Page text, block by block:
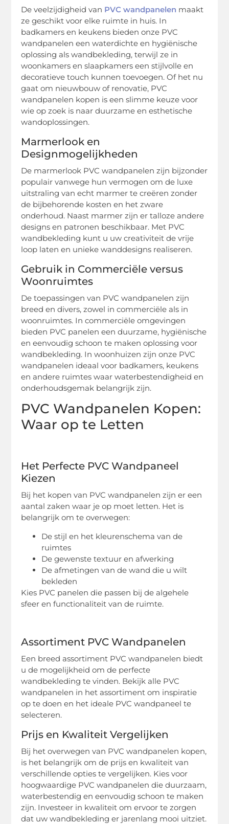
De veelzijdigheid van PVC wandpanelen maakt
ze geschikt voor elke ruimte in huis. In
badkamers en keukens bieden onze PVC
wandpanelen een waterdichte en hygiënische
oplossing als wandbekleding, terwijl ze in
woonkamers en slaapkamers een stijlvolle en
decoratieve touch kunnen toevoegen. Of het nu
gaat om nieuwbouw of renovatie, PVC
wandpanelen kopen is een slimme keuze voor
wie op zoek is naar duurzame en esthetische
wandoplossingen.
Marmerlook en
Designmogelijkheden
De marmerlook PVC wandpanelen zijn bijzonder
populair vanwege hun vermogen om de luxe
uitstraling van echt marmer te creëren zonder
de bijbehorende kosten en het zware
onderhoud. Naast marmer zijn er talloze andere
designs en patronen beschikbaar. Met PVC
wandbekleding kunt u uw creativiteit de vrije
loop laten en unieke wanddesigns realiseren.
Gebruik in Commerciële versus
Woonruimtes
De toepassingen van PVC wandpanelen zijn
breed en divers, zowel in commerciële als in
woonruimtes. In commerciële omgevingen
bieden PVC panelen een duurzame, hygiënische
en eenvoudig schoon te maken oplossing voor
wandbekleding. In woonhuizen zijn onze PVC
wandpanelen ideaal voor badkamers, keukens
en andere ruimtes waar waterbestendigheid en
onderhoudsgemak belangrijk zijn.
PVC Wandpanelen Kopen:
Waar op te Letten
Het Perfecte PVC Wandpaneel
Kiezen
Bij het kopen van PVC wandpanelen zijn er een
aantal zaken waar je op moet letten. Het is
belangrijk om te overwegen:
De stijl en het kleurenschema van de
ruimtes
De gewenste textuur en afwerking
De afmetingen van de wand die u wilt
bekleden
Kies PVC panelen die passen bij de algehele
sfeer en functionaliteit van de ruimte.
Assortiment PVC Wandpanelen
Een breed assortiment PVC wandpanelen biedt
u de mogelijkheid om de perfecte
wandbekleding te vinden. Bekijk alle PVC
wandpanelen in het assortiment om inspiratie
op te doen en het ideale PVC wandpaneel te
selecteren.
Prijs en Kwaliteit Vergelijken
Bij het overwegen van PVC wandpanelen kopen,
is het belangrijk om de prijs en kwaliteit van
verschillende opties te vergelijken. Kies voor
hoogwaardige PVC wandpanelen die duurzaam,
waterbestendig en eenvoudig schoon te maken
zijn. Investeer in kwaliteit om ervoor te zorgen
dat uw wandbekleding er jarenlang mooi uitziet.